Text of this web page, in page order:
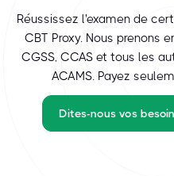
Réussissez l'examen de
CBT Proxy. Nous prenons
CGSS, CCAS et tous les
ACAMS. Payez
Dites-nous vos